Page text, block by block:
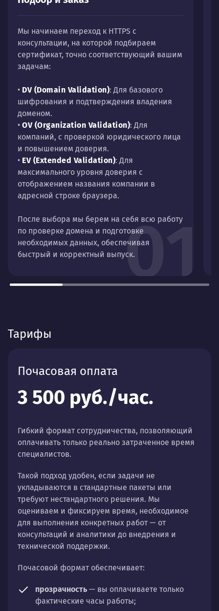
01
Мы начинаем переход к HTTPS с
консультации, на которой подбираем
сертификат, точно соответствующий вашим
задачам:
• DV (Domain Validation): Для базового
шифрования и подтверждения владения
доменом.
• OV (Organization Validation): Для
компаний, с проверкой юридического лица
и повышением доверия.
• EV (Extended Validation): Для
максимального уровня доверия с
отображением названия компании в
адресной строке браузера.
После выбора мы берем на себя всю работу
по проверке домена и подготовке
необходимых данных, обеспечивая
быстрый и корректный выпуск.
Тарифы
Почасовая оплата
3 500 руб./час.
Гибкий формат сотрудничества, позволяющий
оплачивать только реально затраченное время
специалистов.
Такой подход удобен, если задачи не
укладываются в стандартные пакеты или
требуют нестандартного решения. Мы
оцениваем и фиксируем время, необходимое
для выполнения конкретных работ — от
консультаций и аналитики до внедрения и
технической поддержки.
Почасовой формат обеспечивает:
прозрачность — вы оплачиваете только
фактические часы работы;